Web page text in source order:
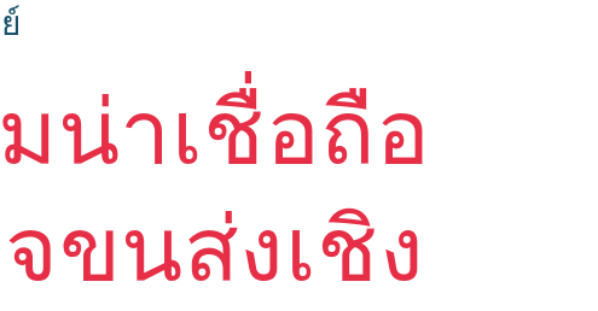
น่าเชื่อถือ
ขนส่งเชิง